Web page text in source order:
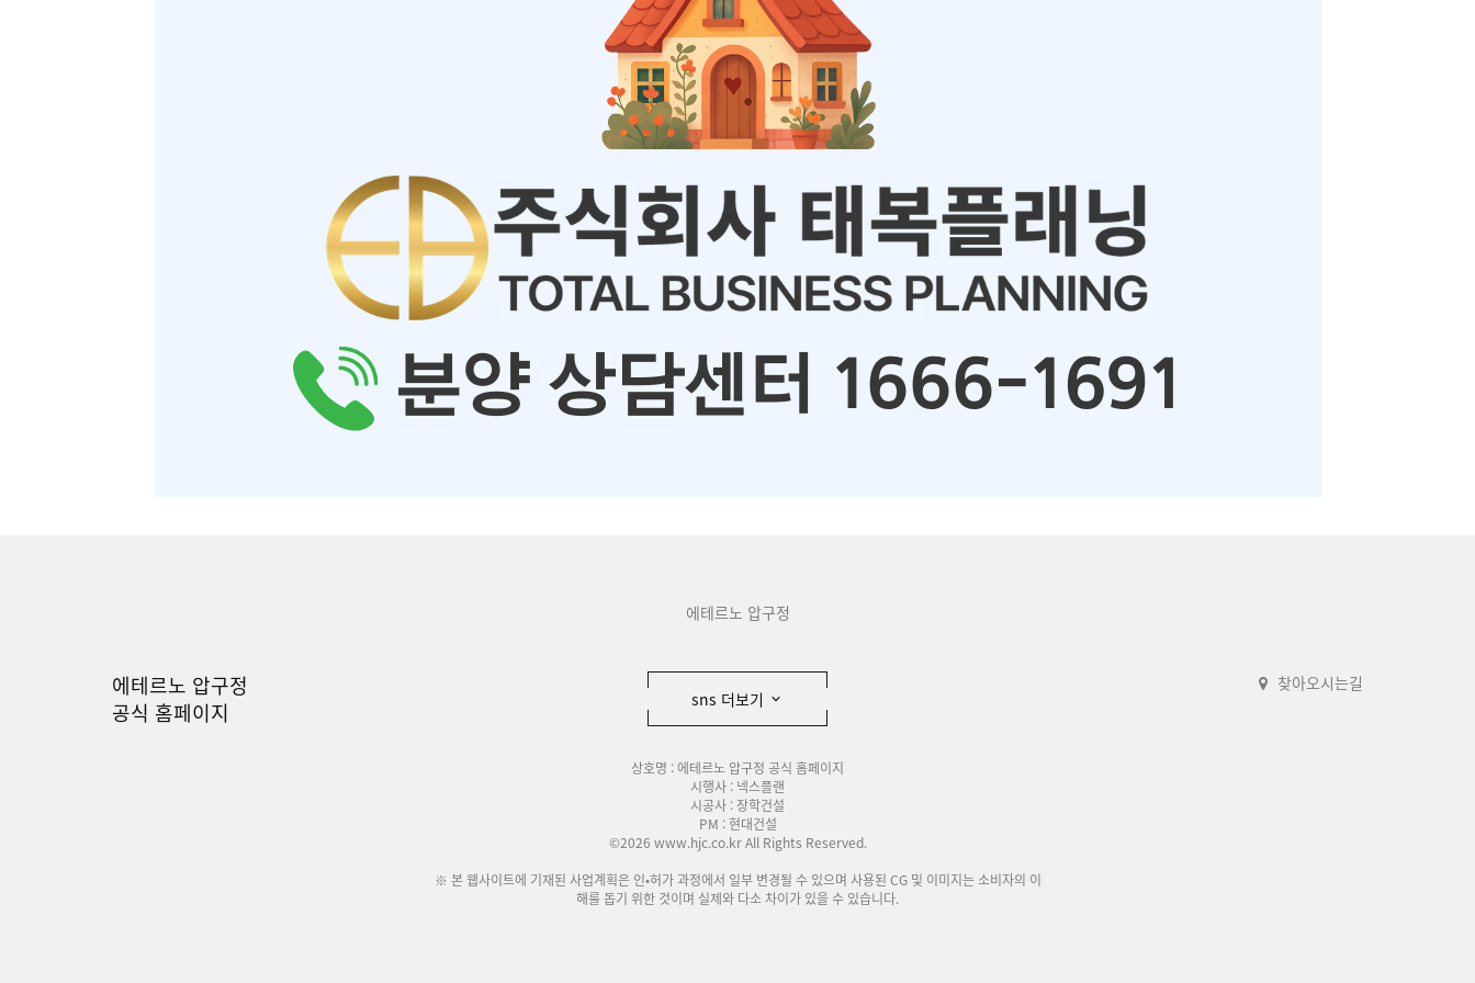
에테르노 압구정
에테르노 압구정
공식 홈페이지
찾아오시는길
sns 더보기
상호명 : 에테르노 압구정 공식 홈페이지
시행사 : 넥스플랜
시공사 : 장학건설
PM : 현대건설
©2026 www.hjc.co.kr All Rights Reserved.
※ 본 웹사이트에 기재된 사업계획은 인•허가 과정에서 일부 변경될 수 있으며 사용된 CG 및 이미지는 소비자의 이
해를 돕기 위한 것이며 실제와 다소 차이가 있을 수 있습니다.